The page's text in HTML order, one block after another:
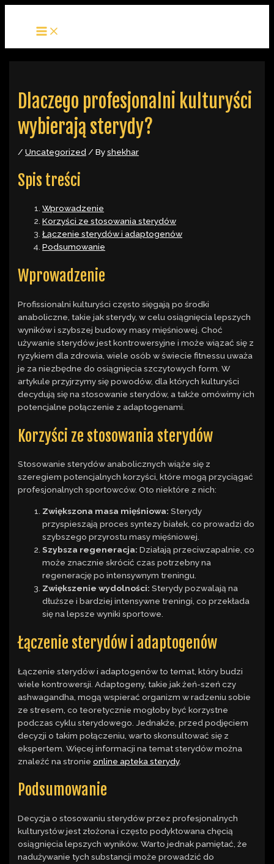
Skip
MAIN
Dlaczego profesjonalni kulturyści
wybierają sterydy?
/Uncategorized / Byshekhar
Spis treści
Wprowadzenie
Korzyści ze stosowania sterydów
Łączenie sterydów i adaptogenów
Podsumowanie
Wprowadzenie
Profissionalni kulturyści często sięgają po środki
anaboliczne, takie jak sterydy, w celu osiągnięcia lepszych
wyników i szybszej budowy masy mięśniowej. Choć
używanie sterydów jest kontrowersyjne i może wiązać się z
ryzykiem dla zdrowia, wiele osób w świecie fitnessu uważa
je za niezbędne do osiągnięcia szczytowych form. W
artykule przyjrzymy się powodów, dla których kulturyści
decydują się na stosowanie sterydów, a także omówimy ich
potencjalne połączenie z adaptogenami.
Korzyści ze stosowania sterydów
Stosowanie sterydów anabolicznych wiąże się z
szeregiem potencjalnych korzyści, które mogą przyciągać
profesjonalnych sportowców. Oto niektóre z nich:
Zwiększona masa mięśniowa: Sterydy
przyspieszają proces syntezy białek, co prowadzi do
szybszego przyrostu masy mięśniowej.
Szybsza regeneracja: Działają przeciwzapalnie, co
może znacznie skrócić czas potrzebny na
regenerację po intensywnym treningu.
Zwiększenie wydolności: Sterydy pozwalają na
dłuższe i bardziej intensywne treningi, co przekłada
się na lepsze wyniki sportowe.
Łączenie sterydów i adaptogenów
Łączenie sterydów i adaptogenów to temat, który budzi
wiele kontrowersji. Adaptogeny, takie jak żeń-szeń czy
ashwagandha, mogą wspierać organizm w radzeniu sobie
ze stresem, co teoretycznie mogłoby być korzystne
podczas cyklu sterydowego. Jednakże, przed podjęciem
decyzji o takim połączeniu, warto skonsultować się z
ekspertem. Więcej informacji na temat sterydów można
znaleźć na stronieonline apteka sterydy.
Podsumowanie
Decyzja o stosowaniu sterydów przez profesjonalnych
kulturystów jest złożona i często podyktowana chęcią
osiągnięcia lepszych wyników. Warto jednak pamiętać, że
nadużywanie tych substancji może prowadzić do
Post